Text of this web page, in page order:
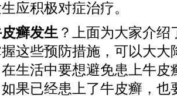
应积极对症治疗。
癣发生 ？上面为大家介
这些预防措施，可以大大
生活中要想避免患上牛皮
果已经患上了牛皮癣，也